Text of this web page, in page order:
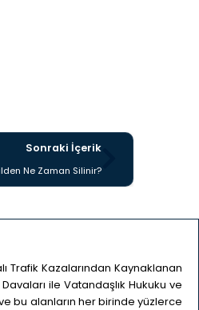
Sonraki İçerik
Ne Zaman Silinir?
Trafik Kazalarından Kaynaklanan
ile Vatandaşlık Hukuku ve
bu alanların her birinde yüzlerce